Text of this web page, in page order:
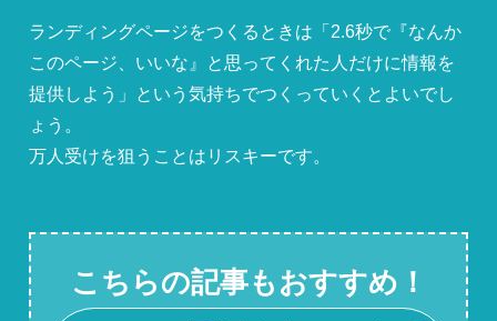
ランディングページをつくるときは「2.6秒で『なんか
このページ、いいな』と思ってくれた人だけに情報を
提供しよう」という気持ちでつくっていくとよいでし
ょう。
万人受けを狙うことはリスキーです。
こちらの記事もおすすめ！